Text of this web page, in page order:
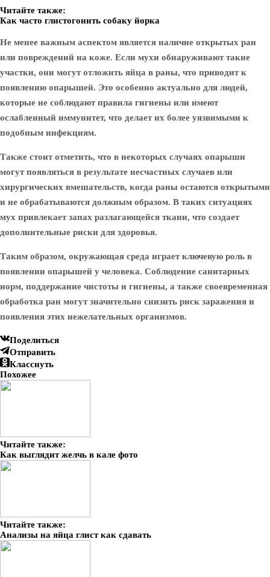
Читайте также:
Как часто глистогонить собаку йорка
Не менее важным аспектом является наличие открытых ран
или повреждений на коже. Если мухи обнаруживают такие
участки, они могут отложить яйца в раны, что приводит к
появлению опарышей. Это особенно актуально для людей,
которые не соблюдают правила гигиены или имеют
ослабленный иммунитет, что делает их более уязвимыми к
подобным инфекциям.
Также стоит отметить, что в некоторых случаях опарыши
могут появляться в результате несчастных случаев или
хирургических вмешательств, когда раны остаются открытыми
и не обрабатываются должным образом. В таких ситуациях
мух привлекает запах разлагающейся ткани, что создает
дополнительные риски для здоровья.
Таким образом, окружающая среда играет ключевую роль в
появлении опарышей у человека. Соблюдение санитарных
норм, поддержание чистоты и гигиены, а также своевременная
обработка ран могут значительно снизить риск заражения и
появления этих нежелательных организмов.
Поделиться
Отправить
Класснуть
Похожее
Читайте также:
Как выглядит желчь в кале фото
Читайте также:
Анализы на яйца глист как сдавать